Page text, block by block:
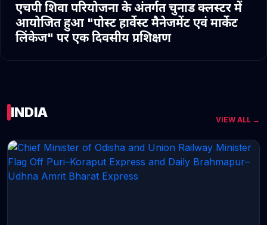
एचपी शिवा परियोजना के अंतर्गत चुनाड क्लस्टर में
आयोजित हुआ "पोस्ट हार्वेस्ट मैनेजमेंट एवं मार्केट
लिंकेज" पर एक दिवसीय प्रशिक्षण
INDIA VIEW ALL →